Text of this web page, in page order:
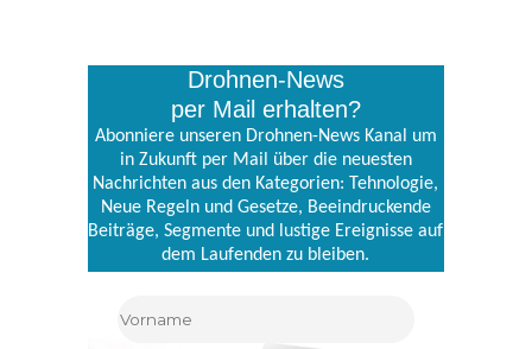
Drohnen-News
per Mail erhalten?
Abonniere unseren Drohnen-News Kanal um
in Zukunft per Mail über die neuesten
Nachrichten aus den Kategorien: Tehnologie,
Neue Regeln und Gesetze, Beeindruckende
Beiträge, Segmente und lustige Ereignisse auf
dem Laufenden zu bleiben.